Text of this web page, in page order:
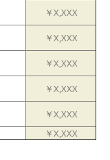
￥X,XXX
￥X,XXX
￥X,XXX
￥X,XXX
￥X,XXX
￥X,XXX